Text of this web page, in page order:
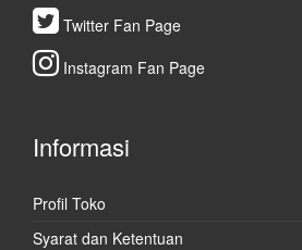
Twitter Fan Page
Instagram Fan Page
Informasi
Profil Toko
Syarat dan Ketentuan